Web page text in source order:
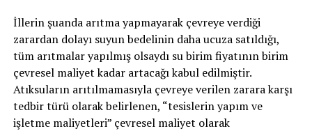
İllerin şuanda arıtma yapmayarak çevreye verdiği
zarardan dolayı suyun bedelinin daha ucuza satıldığı,
tüm arıtmalar yapılmış olsaydı su birim fiyatının birim
çevresel maliyet kadar artacağı kabul edilmiştir.
Atıksuların arıtılmamasıyla çevreye verilen zarara karşı
tedbir türü olarak belirlenen, “tesislerin yapım ve
işletme maliyetleri” çevresel maliyet olarak